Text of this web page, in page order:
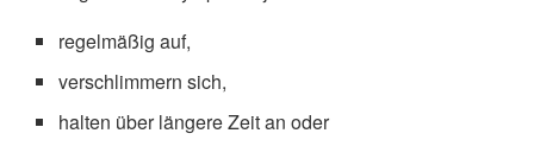
regelmäßig auf,
verschlimmern sich,
halten über längere Zeit an oder